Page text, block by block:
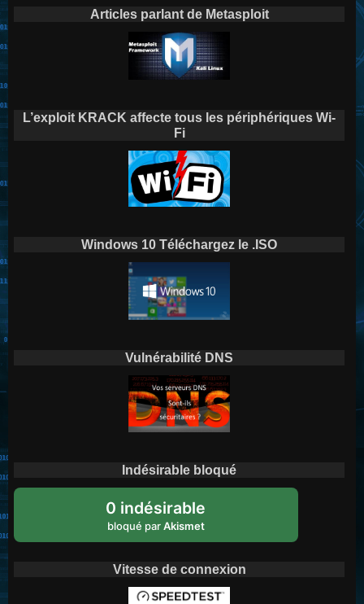
Articles parlant de Metasploit
L’exploit KRACK affecte tous les périphériques Wi-
Fi
Windows 10 Téléchargez le .ISO
Vulnérabilité DNS
Indésirable bloqué
0 indésirable
bloqué parAkismet
Vitesse de connexion